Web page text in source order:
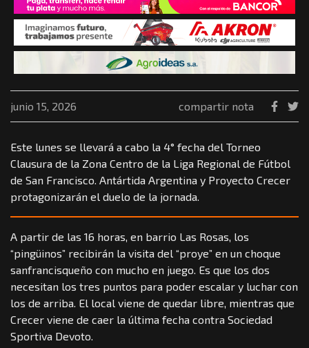
junio 15, 2026 compartir nota
Este lunes se llevará a cabo la 4° fecha del Torneo
Clausura de la Zona Centro de la Liga Regional de Fútbol
de San Francisco. Antártida Argentina y Proyecto Crecer
protagonizarán el duelo de la jornada.
A partir de las 16 horas, en barrio Las Rosas, los
“pingüinos” recibirán la visita del “proye” en un choque
sanfrancisqueño con mucho en juego. Es que los dos
necesitan los tres puntos para poder escalar y luchar con
los de arriba. El local viene de quedar libre, mientras que
Crecer viene de caer la última fecha contra Sociedad
Sportiva Devoto.